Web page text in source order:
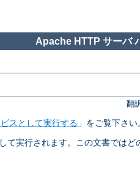
Apache HTTP サーバ
翻
スとして実行する 」をご覧下さい
て実行されます。この文書ではど